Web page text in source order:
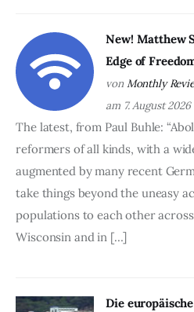
New! Matthew
Edge of
von Monthly
am 7. August 2026
The latest, from Paul Buhle:
reformers of all kinds, with a
augmented by many recent
take things beyond the uneasy
populations to each other
Wisconsin and in […]
Die